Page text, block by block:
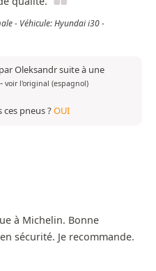
- Véhicule: Hyundai i30 -
Oleksandr suite à une
- voir l'original (espagnol)
ces pneus ?OUI
à Michelin. Bonne
sécurité. Je recommande.